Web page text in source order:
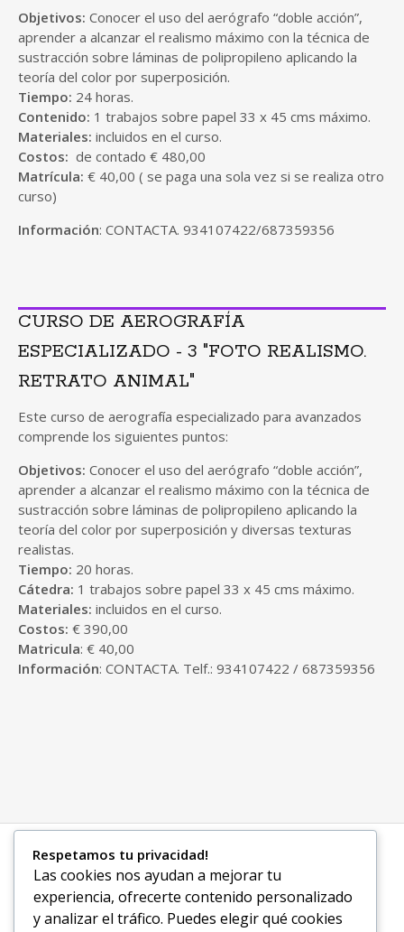
Objetivos: Conocer el uso del aerógrafo “doble acción”,
aprender a alcanzar el realismo máximo con la técnica de
sustracción sobre láminas de polipropileno aplicando la
teoría del color por superposición.
Tiempo: 24 horas.
Contenido: 1 trabajos sobre papel 33 x 45 cms máximo.
Materiales: incluidos en el curso.
Costos: de contado € 480,00
Matrícula: € 40,00 ( se paga una sola vez si se realiza otro
curso)
Información: CONTACTA. 934107422/687359356
CURSO DE AEROGRAFÍA
ESPECIALIZADO - 3 "FOTO REALISMO.
RETRATO ANIMAL"
Este curso de aerografía especializado para avanzados
comprende los siguientes puntos:
Objetivos: Conocer el uso del aerógrafo “doble acción”,
aprender a alcanzar el realismo máximo con la técnica de
sustracción sobre láminas de polipropileno aplicando la
teoría del color por superposición y diversas texturas
realistas.
Tiempo: 20 horas.
Cátedra: 1 trabajos sobre papel 33 x 45 cms máximo.
Materiales: incluidos en el curso.
Costos: € 390,00
Matricula: € 40,00
Información: CONTACTA. Telf.: 934107422 / 687359356
©Action Art Europe 2026.
Todos los derechos
reservados
EN REDES
Respetamos tu privacidad!
Las cookies nos ayudan a mejorar tu
experiencia, ofrecerte contenido personalizado
y analizar el tráfico. Puedes elegir qué cookies